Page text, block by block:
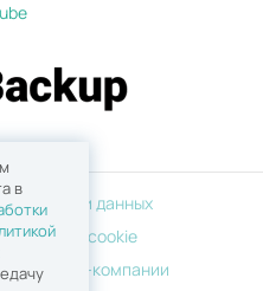
данных
файлов cookie
IT-компании
в